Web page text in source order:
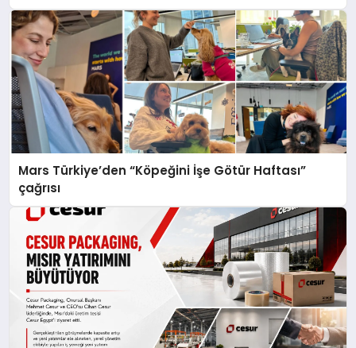
Mars Türkiye’den “Köpeğini İşe Götür Haftası”
çağrısı